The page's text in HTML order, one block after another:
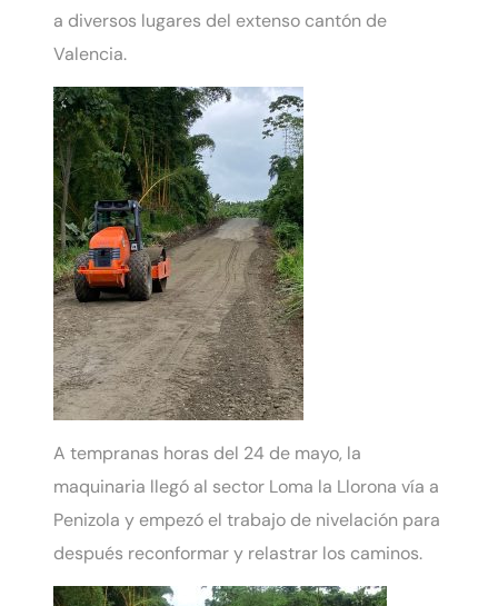
a diversos lugares del extenso cantón de
Valencia.
A tempranas horas del 24 de mayo, la
maquinaria llegó al sector Loma la Llorona vía a
Penizola y empezó el trabajo de nivelación para
después reconformar y relastrar los caminos.